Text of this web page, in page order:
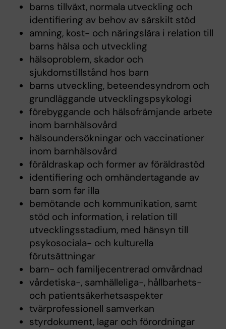
barns tillväxt, normala utveckling och
identifiering av behov av särskilt stöd
amning, kost- och näringslära i relation till
barns hälsa och utveckling
hälsoproblem, skador och
sjukdomstillstånd hos barn
barns utveckling, beteendesyndrom och
grundläggande utvecklingspsykologi
förebyggande och hälsofrämjande arbete
inom barnhälsovård
hälsoundersökningar och vaccinationer
inom barnhälsovård
föräldraskap och former av föräldrastöd
identifiering och omhändertagande av
barn som far illa
bemötande och kommunikation, samt
stöd och information, i relation till
utvecklingsstadium, med hänsyn till
psykosociala- och kulturella
förutsättningar
barn- och familjecentrerad omvårdnad
vårdetiska-, samhälleliga-, hållbarhets-
och patientsäkerhetsaspekter
tvärprofessionell samverkan
styrdokument, lagar och förordningar